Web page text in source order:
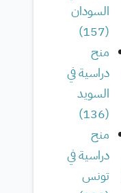
السودان
(
157
)
منح
دراسية في
السويد
(
136
)
منح
دراسية في
تونس